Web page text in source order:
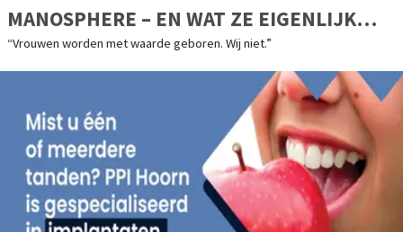
MANOSPHERE – EN WAT ZE EIGENLIJK
MISSEN
“Vrouwen worden met waarde geboren. Wij niet.”